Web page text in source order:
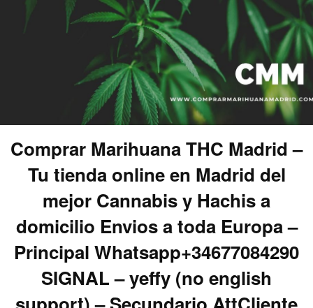
Comprar Marihuana THC Madrid –
Tu tienda online en Madrid del
mejor Cannabis y Hachis a
domicilio Envios a toda Europa –
Principal Whatsapp+34677084290
SIGNAL – yeffy (no english